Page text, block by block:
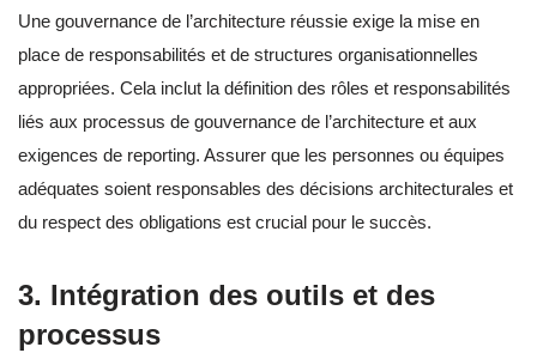
Une gouvernance de l’architecture réussie exige la mise en
place de responsabilités et de structures organisationnelles
appropriées. Cela inclut la définition des rôles et responsabilités
liés aux processus de gouvernance de l’architecture et aux
exigences de reporting. Assurer que les personnes ou équipes
adéquates soient responsables des décisions architecturales et
du respect des obligations est crucial pour le succès.
3. Intégration des outils et des
processus